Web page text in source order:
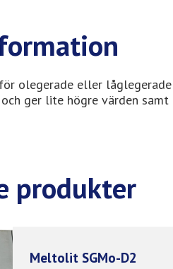
olegerade eller
ger lite högre värden
produkter
Meltolit SGMo-D2